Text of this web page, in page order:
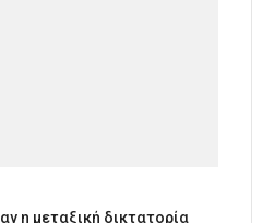
η μεταξική δικτατορία